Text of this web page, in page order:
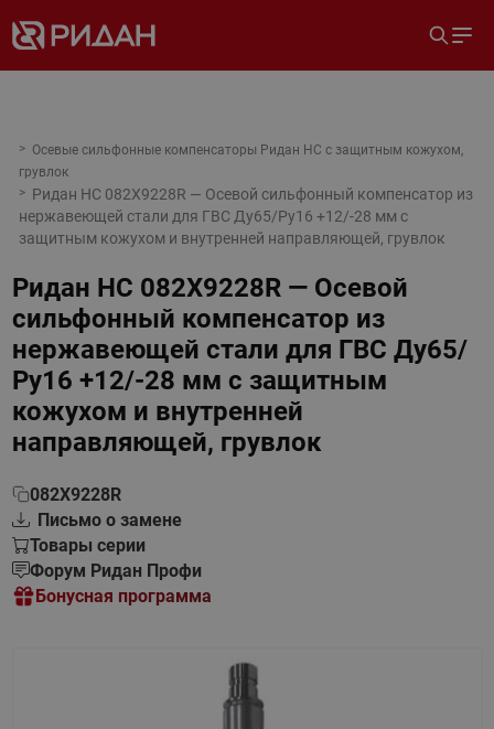
Осевые сильфонные компенсаторы Ридан НС с защитным кожухом,
грувлок
Ридан НС 082X9228R — Осевой сильфонный компенсатор из
нержавеющей стали для ГВС Ду65/Ру16 +12/-28 мм с
защитным кожухом и внутренней направляющей, грувлок
Ридан НС 082X9228R — Осевой
сильфонный компенсатор из
нержавеющей стали для ГВС Ду65/
Ру16 +12/-28 мм с защитным
кожухом и внутренней
направляющей, грувлок
082X9228R
Письмо о замене
Товары серии
Форум Ридан Профи
Бонусная программа